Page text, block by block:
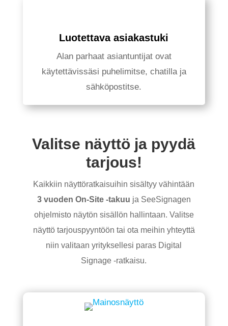
Luotettava asiakastuki
Alan parhaat asiantuntijat ovat
käytettävissäsi puhelimitse, chatilla ja
sähköpostitse.
Valitse näyttö ja pyydä
tarjous!
Kaikkiin näyttöratkaisuihin sisältyy vähintään
3 vuoden On-Site -takuu ja SeeSignagen
ohjelmisto näytön sisällön hallintaan. Valitse
näyttö tarjouspyyntöön tai ota meihin yhteyttä
niin valitaan yrityksellesi paras Digital
Signage -ratkaisu.